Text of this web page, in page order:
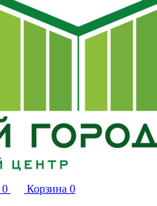
0 Корзина 0